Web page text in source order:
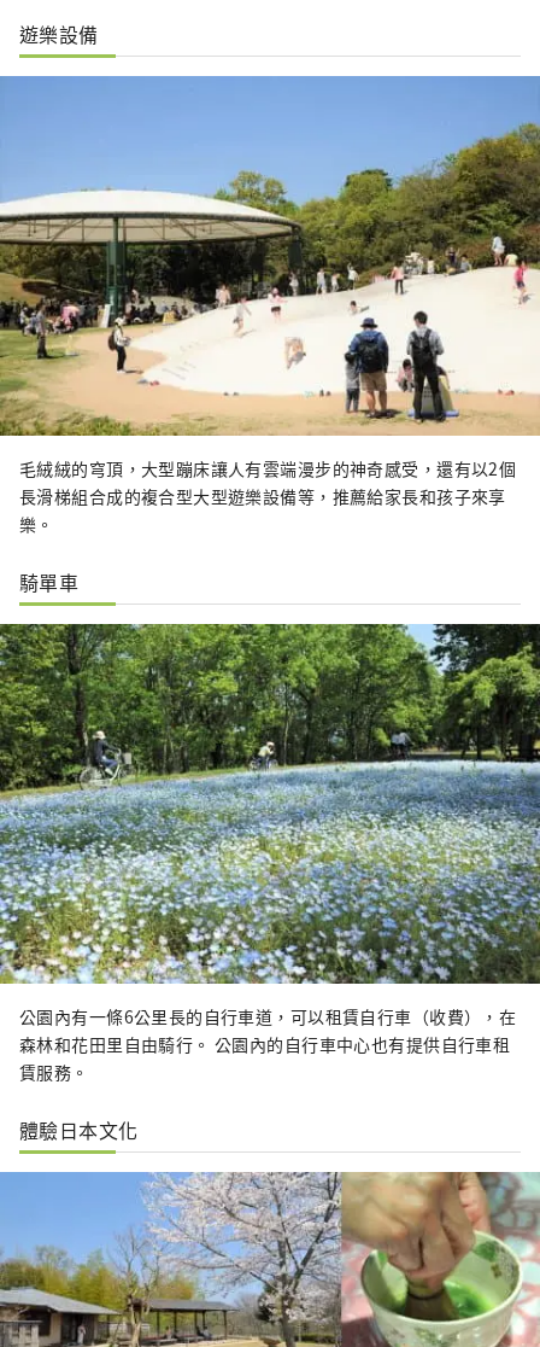
遊樂設備
毛絨絨的穹頂，大型蹦床讓人有雲端漫步的神奇感受，還有以2個
長滑梯組合成的複合型大型遊樂設備等，推薦給家長和孩子來享
樂。
騎單車
公園內有一條6公里長的自行車道，可以租賃自行車（收費），在
森林和花田里自由騎行。 公園內的自行車中心也有提供自行車租
賃服務。
體驗日本文化